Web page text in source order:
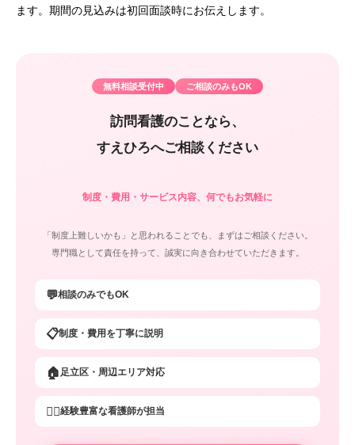
ます。期間の見込みは初回面談時にお伝えします。
無料相談受付中 ご相談のみもOK
訪問看護のことなら、
すえひろへご相談ください
制度・費用・サービス内容、何でもお気軽に
「制度上難しいかも」と思われることでも、まずはご相談ください。
専門職として責任を持って、誠実に向き合わせていただきます。
💬相談のみでもOK
📋制度・費用を丁寧に説明
🏠 足立区・周辺エリア対応
👩‍⚕️経験豊富な看護師が担当